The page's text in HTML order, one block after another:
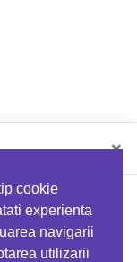
cookie
experienta
navigarii
utilizarii
×